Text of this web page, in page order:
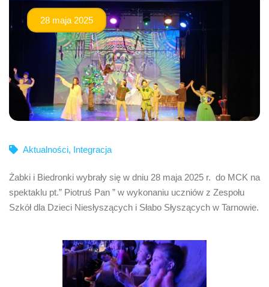
28 maja 2025
Aktualności, Integracja
Żabki i Biedronki wybrały się w dniu 28 maja 2025 r. do MCK na
spektaklu pt.” Piotruś Pan ” w wykonaniu uczniów z Zespołu
Szkół dla Dzieci Niesłyszących i Słabo Słyszących w Tarnowie.